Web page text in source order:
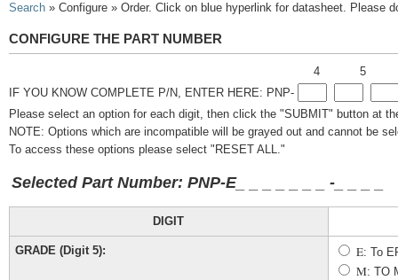
Search » Configure » Order. Click on blue hyperlink for datasheet. Please
CONFIGURE THE PART NUMBER
4
5
IF YOU KNOW COMPLETE P/N, ENTER HERE: PNP-
Please select an option for each digit, then click the "SUBMIT" button at
NOTE: Options which are incompatible will be grayed out and cannot be
To access these options please select "RESET ALL."
Selected Part Number: PNP-E_ -
DIGIT
GRADE (Digit 5): E: To
M: TO